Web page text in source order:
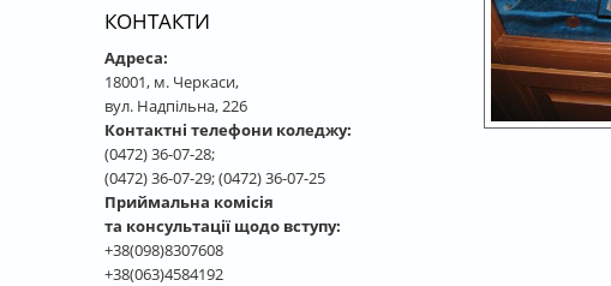
КОНТАКТИ
Адреса:
18001, м. Черкаси,
вул. Надпільна, 226
Контактні телефони коледжу:
(0472) 36-07-28;
(0472) 36-07-29; (0472) 36-07-25
Приймальна комісія
та консультації щодо вступу:
+38(098)8307608
+38(063)4584192